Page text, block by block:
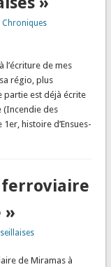
Chroniques
l’écriture de mes
régio, plus
partie est déjà écrite
(Incendie des
histoire d’Ensues-
ferroviaire
»
de Miramas à